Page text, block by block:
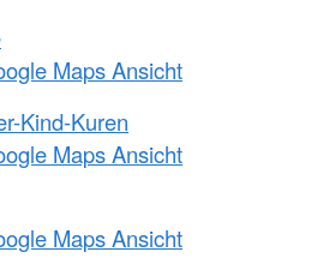
Maps Ansicht
Kind-Kuren
Maps Ansicht
Maps Ansicht